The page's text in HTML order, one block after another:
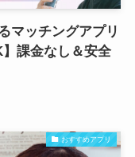
マッチングアプリ
課金なし＆安全
おすすめアプリ